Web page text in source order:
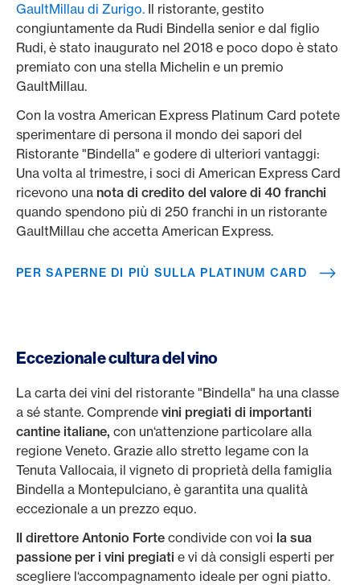
GaultMillau di Zurigo. Il ristorante, gestito
congiuntamente da Rudi Bindella senior e dal figlio
Rudi, è stato inaugurato nel 2018 e poco dopo è stato
premiato con una stella Michelin e un premio
GaultMillau.
Con la vostra American Express Platinum Card potete
sperimentare di persona il mondo dei sapori del
Ristorante "Bindella" e godere di ulteriori vantaggi:
Una volta al trimestre, i soci di American Express Card
ricevono una nota di credito del valore di 40 franchi
quando spendono più di 250 franchi in un ristorante
GaultMillau che accetta American Express.
PER SAPERNE DI PIÙ SULLA PLATINUM CARD
Eccezionale cultura del vino
La carta dei vini del ristorante "Bindella" ha una classe
a sé stante. Comprende vini pregiati di importanti
cantine italiane, con un‘attenzione particolare alla
regione Veneto. Grazie allo stretto legame con la
Tenuta Vallocaia, il vigneto di proprietà della famiglia
Bindella a Montepulciano, è garantita una qualità
eccezionale a un prezzo equo.
Il direttore Antonio Forte condivide con voi la sua
passione per i vini pregiati e vi dà consigli esperti per
scegliere l‘accompagnamento ideale per ogni piatto.